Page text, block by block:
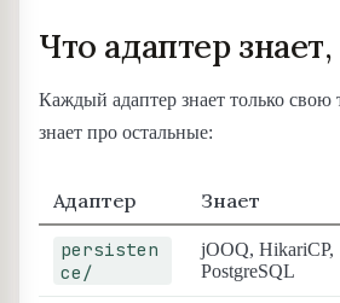
Что адаптер
Каждый адаптер знает только
знает про остальные:
Адаптер Знает
persisten
ce/
jOOQ, HikariCP,
PostgreSQL